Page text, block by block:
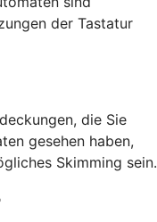
der Tastatur
die Sie
gesehen haben,
Skimming sein.